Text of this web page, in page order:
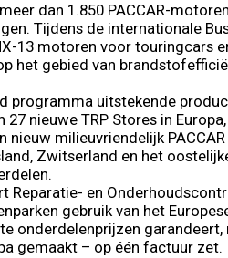
dan 1.850 PACCAR-
Tijdens de internationale
13 motoren voor touringcars
het gebied van
programma uitstekende
27 nieuwe TRP Stores in
nieuw milieuvriendelijk
Zwitserland en het
Reparatie- en
gebruik van het
onderdelenprijzen
gemaakt – op één factuur zet.